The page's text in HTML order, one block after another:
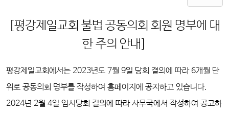
[평강제일교회 불법 공동의회 회원 명부에 대
한 주의 안내]
평강제일교회에서는 2023년도 7월 9일 당회 결의에 따라 6개월 단
위로 공동의회 명부를 작성하여 홈페이지에 공지하고 있습니다.
2024년 2월 4일 임시당회 결의에 따라 사무국에서 작성하여 공고하